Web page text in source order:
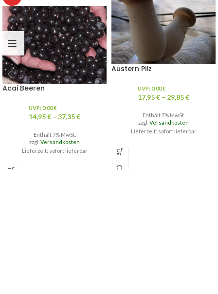
Acai Beeren
UVP:0,00€
14,95€ – 37,35€
Enthält 7% MwSt.
zzgl. Versandkosten
Lieferzeit: sofort lieferbar
Austern Pilz
UVP:0,00€
17,95€ – 29,85€
Enthält 7% MwSt.
zzgl. Versandkosten
Lieferzeit: sofort lieferbar